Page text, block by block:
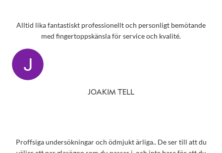
Alltid lika fantastiskt professionellt och personligt bemötande
med fingertoppskänsla för service och kvalité.
JOAKIM TELL
Proffsiga undersökningar och ödmjukt ärliga.. De ser till att du